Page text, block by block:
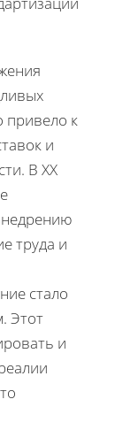
привело к
и
В XX
труда и
стало
Этот
и